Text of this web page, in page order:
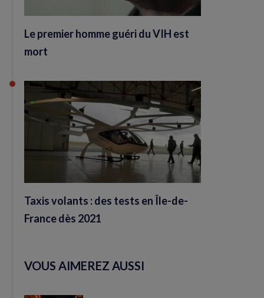
Le premier homme guéri du VIH est
mort
Taxis volants : des tests en Île-de-
France dès 2021
VOUS AIMEREZ AUSSI